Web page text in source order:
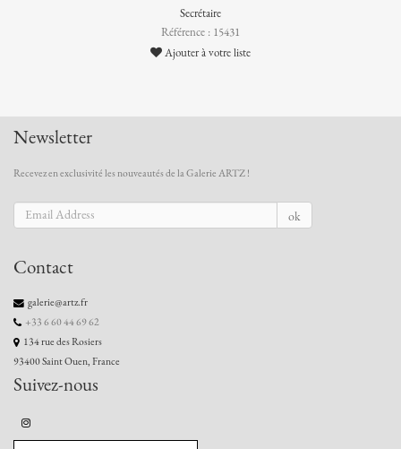
Secrétaire
Référence : 15431
Ajouter à votre liste
Newsletter
Recevez en exclusivité les nouveautés de la Galerie ARTZ !
ok
Contact
galerie@artz.fr
+33 6 60 44 69 62
134 rue des Rosiers
93400 Saint Ouen, France
Suivez-nous